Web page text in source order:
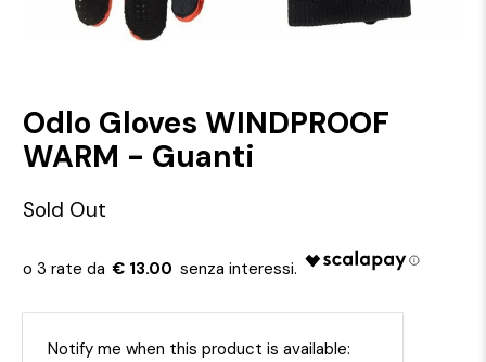
Odlo Gloves WINDPROOF
WARM - Guanti
Sold Out
€ 13.00
Email
Notify me when this product is available: